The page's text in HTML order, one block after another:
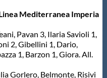
Mediterranea Imperia
Pavan 3, Ilaria Savioli 1,
2, Gibellini 1, Dario,
1, Barzon 1, Giora. All.
Gorlero, Belmonte, Risivi